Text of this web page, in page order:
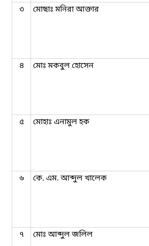
৩ মোছাঃ মনিরা আক্তার
৪ মোঃ মকবুল হোসেন
৫ মোহাঃ এনামুল হক
৬ কে. এম. আব্দুল খালেক
৭ মোঃ আব্দুল জলিল